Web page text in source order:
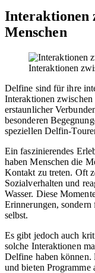
Interaktionen
Menschen
Interaktionen
Delfine sind für ihre
Interaktionen
erstaunlicher
besonderen
speziellen Delfin-
Ein faszinierendes
haben Menschen die
Kontakt zu treten. Oft
Sozialverhalten und
Wasser. Diese
Erinnerungen, sondern
selbst.
Es gibt jedoch auch
solche Interaktionen
Delfine haben können.
und bieten Programme